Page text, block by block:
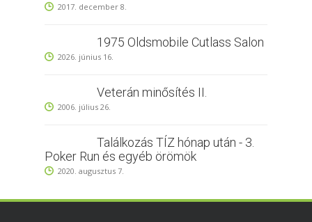
2017. december 8.
1975 Oldsmobile Cutlass Salon
2026. június 16.
Veterán minősítés II.
2006. július 26.
Találkozás TÍZ hónap után - 3.
Poker Run és egyéb örömök
2020. augusztus 7.